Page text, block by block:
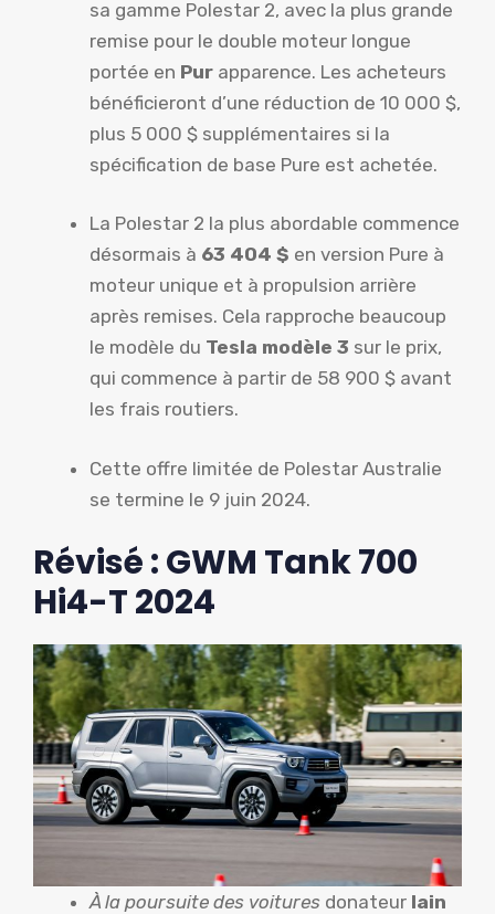
sa gamme Polestar 2, avec la plus grande
remise pour le double moteur longue
portée en Pur apparence. Les acheteurs
bénéficieront d’une réduction de 10 000 $,
plus 5 000 $ supplémentaires si la
spécification de base Pure est achetée.
La Polestar 2 la plus abordable commence
désormais à 63 404 $ en version Pure à
moteur unique et à propulsion arrière
après remises. Cela rapproche beaucoup
le modèle du Tesla modèle 3 sur le prix,
qui commence à partir de 58 900 $ avant
les frais routiers.
Cette offre limitée de Polestar Australie
se termine le 9 juin 2024.
Révisé : GWM Tank 700
Hi4-T 2024
À la poursuite des voitures donateur Iain